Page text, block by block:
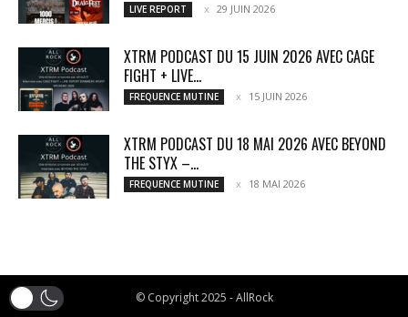
LIVE REPORT 29 JUIN 2026
XTRM PODCAST DU 15 JUIN 2026 AVEC CAGE
FIGHT + LIVE...
FREQUENCE MUTINE 15 JUIN 2026
XTRM PODCAST DU 18 MAI 2026 AVEC BEYOND
THE STYX –...
FREQUENCE MUTINE 18 MAI 2026
© Copyright 2025 - AllRock